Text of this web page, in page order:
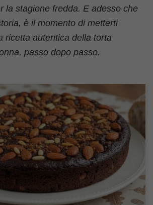
la stagione fredda. E adesso che
è il momento di metterti
ricetta autentica della torta
passo dopo passo.